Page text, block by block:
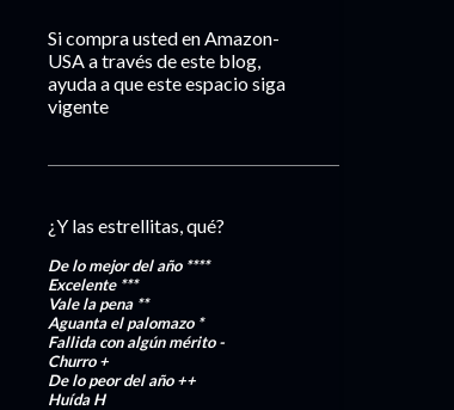
Si compra usted en Amazon-
USA a través de este blog,
ayuda a que este espacio siga
vigente
¿Y las estrellitas, qué?
De lo mejor del año ****
Excelente***
Vale la pena **
Aguanta el palomazo *
Fallida con algún mérito-
Churro+
De lo peor del año++
HuídaH